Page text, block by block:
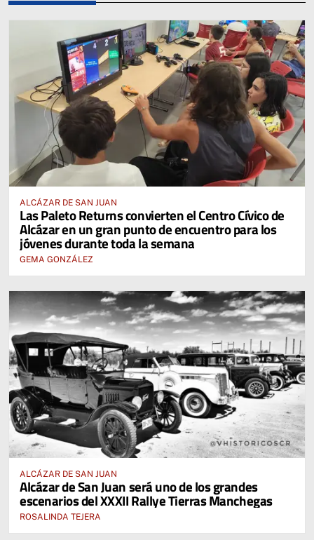
ALCÁZAR DE SAN JUAN
Las Paleto Returns convierten el Centro Cívico de
Alcázar en un gran punto de encuentro para los
jóvenes durante toda la semana
GEMA GONZÁLEZ
ALCÁZAR DE SAN JUAN
Alcázar de San Juan será uno de los grandes
escenarios del XXXII Rallye Tierras Manchegas
ROSALINDA TEJERA